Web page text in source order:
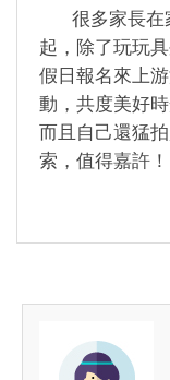
很多家長在
起，除了玩玩
假日報名來上
動，共度美好
而且自己還猛
索，值得嘉許！